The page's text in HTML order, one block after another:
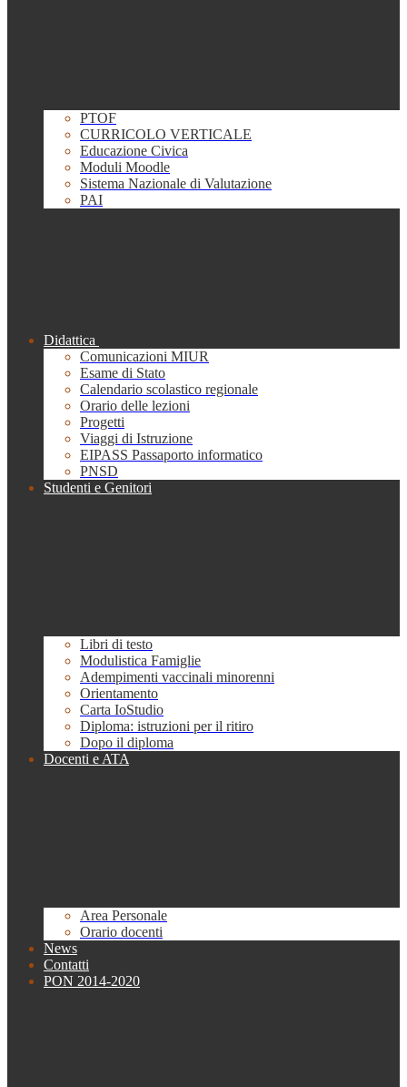
PTOF
CURRICOLO VERTICALE
Educazione Civica
Moduli Moodle
Sistema Nazionale di Valutazione
PAI
Didattica
Comunicazioni MIUR
Esame di Stato
Calendario scolastico regionale
Orario delle lezioni
Progetti
Viaggi di Istruzione
EIPASS Passaporto informatico
PNSD
Studenti e Genitori
Libri di testo
Modulistica Famiglie
Adempimenti vaccinali minorenni
Orientamento
Carta IoStudio
Diploma: istruzioni per il ritiro
Dopo il diploma
Docenti e ATA
Area Personale
Orario docenti
News
Contatti
PON 2014-2020